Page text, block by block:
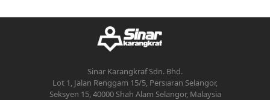
Sinar Karangkraf Sdn. Bhd.
Lot 1, Jalan Renggam 15/5, Persiaran Selangor,
Seksyen 15, 40000 Shah Alam Selangor, Malaysia